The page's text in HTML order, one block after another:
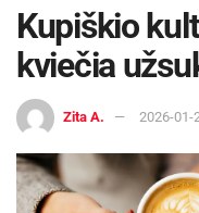
Kupiškio
kviečia
Zita A. 2026-01-